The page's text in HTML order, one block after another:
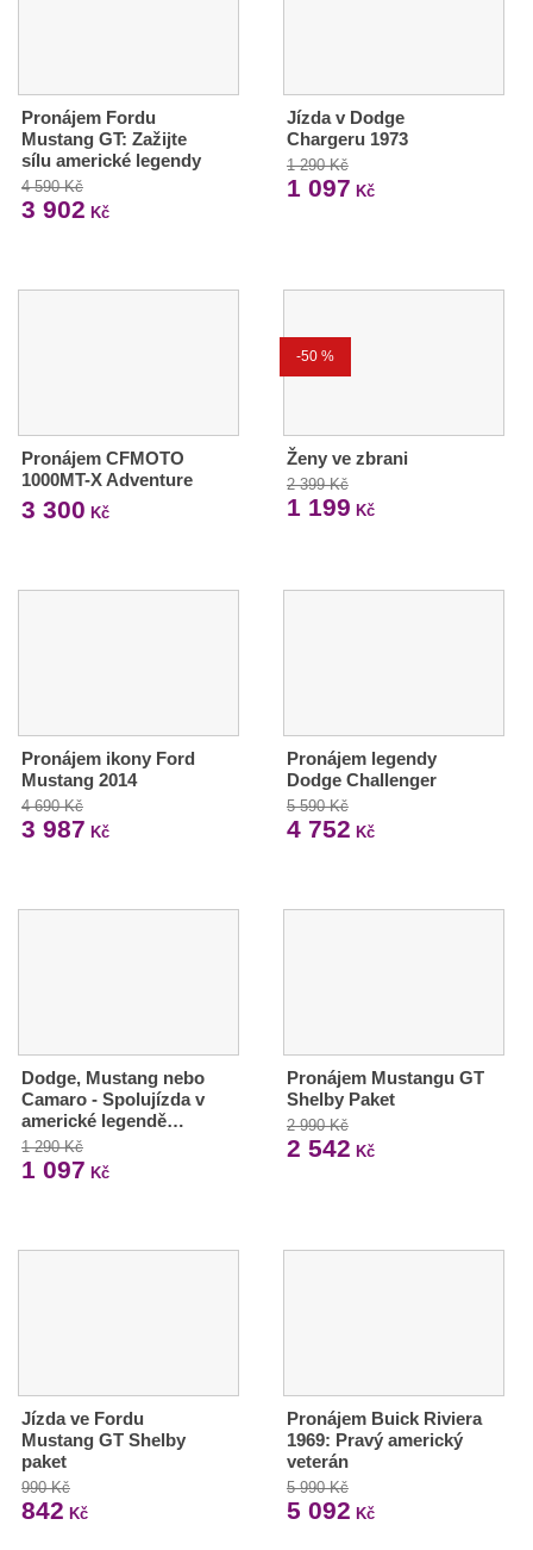
Pronájem Fordu
Mustang GT: Zažijte
sílu americké legendy
4 590 Kč
3 902 Kč
Jízda v Dodge
Chargeru 1973
1 290 Kč
1 097 Kč
Pronájem CFMOTO
1000MT-X Adventure
3 300 Kč
-50 %
Ženy ve zbrani
2 399 Kč
1 199 Kč
Pronájem ikony Ford
Mustang 2014
4 690 Kč
3 987 Kč
Pronájem legendy
Dodge Challenger
5 590 Kč
4 752 Kč
Dodge, Mustang nebo
Camaro - Spolujízda v
americké legendě…
1 290 Kč
1 097 Kč
Pronájem Mustangu GT
Shelby Paket
2 990 Kč
2 542 Kč
Jízda ve Fordu
Mustang GT Shelby
paket
990 Kč
842 Kč
Pronájem Buick Riviera
1969: Pravý americký
veterán
5 990 Kč
5 092 Kč